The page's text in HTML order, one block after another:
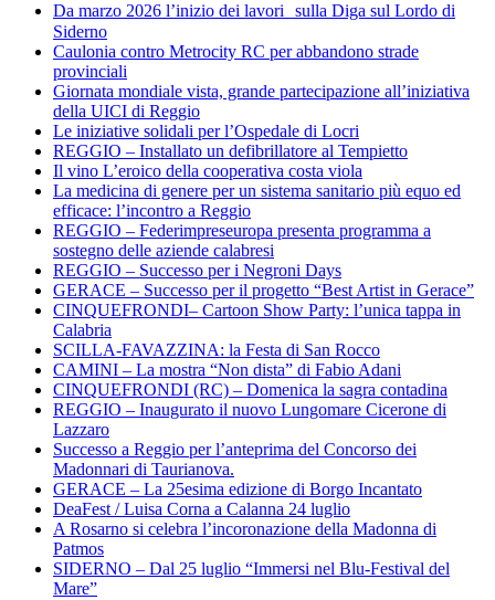
Da marzo 2026 l’inizio dei lavori sulla Diga sul Lordo di
Siderno
Caulonia contro Metrocity RC per abbandono strade
provinciali
Giornata mondiale vista, grande partecipazione all’iniziativa
della UICI di Reggio
Le iniziative solidali per l’Ospedale di Locri
REGGIO – Installato un defibrillatore al Tempietto
Il vino L’eroico della cooperativa costa viola
La medicina di genere per un sistema sanitario più equo ed
efficace: l’incontro a Reggio
REGGIO – Federimpreseuropa presenta programma a
sostegno delle aziende calabresi
REGGIO – Successo per i Negroni Days
GERACE – Successo per il progetto “Best Artist in Gerace”
CINQUEFRONDI– Cartoon Show Party: l’unica tappa in
Calabria
SCILLA-FAVAZZINA: la Festa di San Rocco
CAMINI – La mostra “Non dista” di Fabio Adani
CINQUEFRONDI (RC) – Domenica la sagra contadina
REGGIO – Inaugurato il nuovo Lungomare Cicerone di
Lazzaro
Successo a Reggio per l’anteprima del Concorso dei
Madonnari di Taurianova.
GERACE – La 25esima edizione di Borgo Incantato
DeaFest / Luisa Corna a Calanna 24 luglio
A Rosarno si celebra l’incoronazione della Madonna di
Patmos
SIDERNO – Dal 25 luglio “Immersi nel Blu-Festival del
Mare”